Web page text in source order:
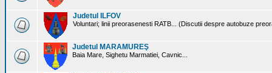
Judetul ILFOV
Voluntari; linii preorasenesti RATB... (Discutii despre autobuze
Judetul MARAMUREŞ
Baia Mare, Sighetu Marmatiei, Cavnic...